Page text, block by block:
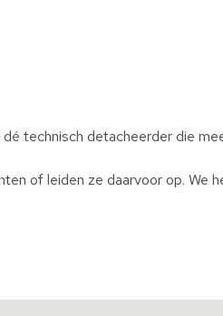
technisch detacheerder die
of leiden ze daarvoor op.